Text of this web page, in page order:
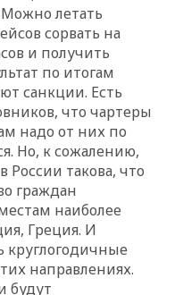
летать
сорвать на
и получить
по итогам
санкции. Есть
что чартеры
надо от них по
Но, к сожалению,
России такова, что
граждан
наиболее
Греция. И
круглогодичные
направлениях.
будут